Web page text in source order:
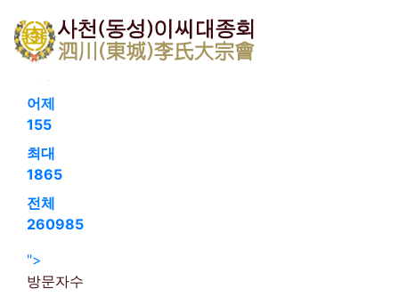
로그인
오늘
어제
155
최대
1865
전체
260985
">
방문자수